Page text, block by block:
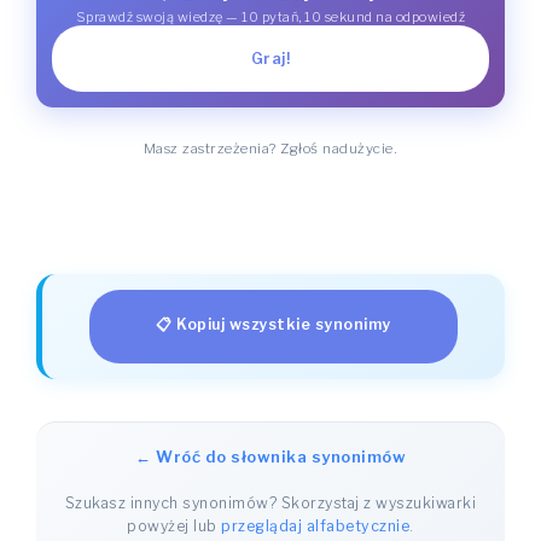
Sprawdź swoją wiedzę — 10 pytań, 10 sekund na odpowiedź
Graj!
Masz zastrzeżenia? Zgłoś nadużycie.
📋 Kopiuj wszystkie synonimy
← Wróć do słownika synonimów
Szukasz innych synonimów? Skorzystaj z wyszukiwarki
powyżej lubprzeglądaj alfabetycznie